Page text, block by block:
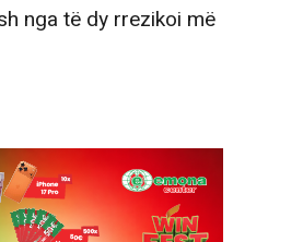
nga të dy rrezikoi më